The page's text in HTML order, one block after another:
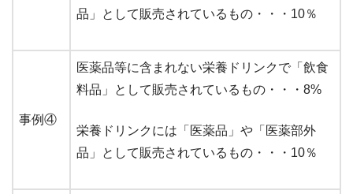
品」として販売されているもの・・・10％
事例④
医薬品等に含まれない栄養ドリンクで「飲食
料品」として販売されているもの・・・8%
栄養ドリンクには「医薬品」や「医薬部外
品」として販売されているもの・・・10％